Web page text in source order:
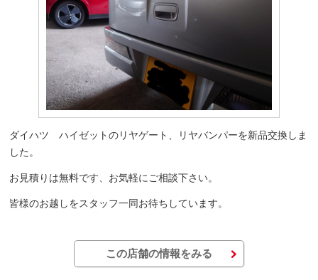
ダイハツ ハイゼットのリヤゲート、リヤバンパーを新品交換しま
した。
お見積りは無料です、お気軽にご相談下さい。
皆様のお越しをスタッフ一同お待ちしています。
この店舗の情報をみる